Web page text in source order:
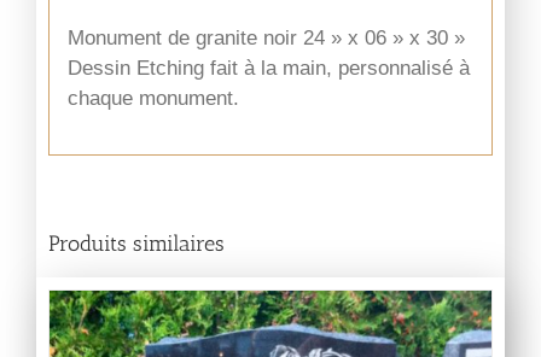
Monument de granite noir 24 » x 06 » x 30 »
Dessin Etching fait à la main, personnalisé à
chaque monument.
Produits similaires